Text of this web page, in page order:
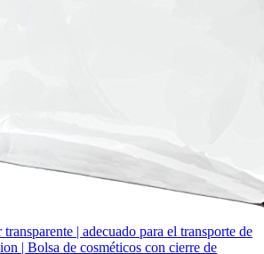
| adecuado para el transporte de
| Bolsa de cosméticos con cierre de